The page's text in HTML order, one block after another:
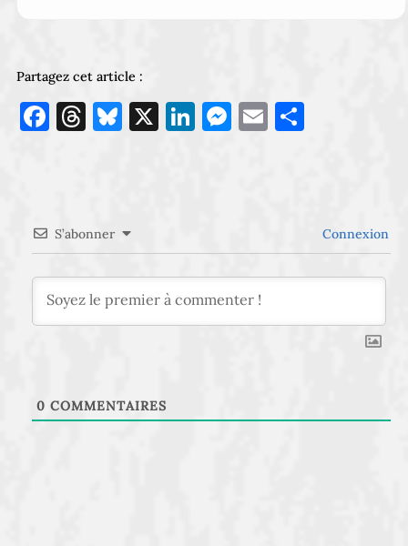
Partagez cet article :
Facebook
Threads
Bluesky
X LinkedIn
Messenger
Email
S’abonner Connexion
0 COMMENTAIRES